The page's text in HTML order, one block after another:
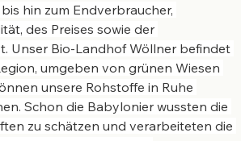
hin zum Endverbraucher,
des Preises sowie der
Unser Bio-Landhof Wöllner befindet
umgeben von grünen Wiesen
unsere Rohstoffe in Ruhe
Schon die Babylonier wussten die
zu schätzen und verarbeiteten die